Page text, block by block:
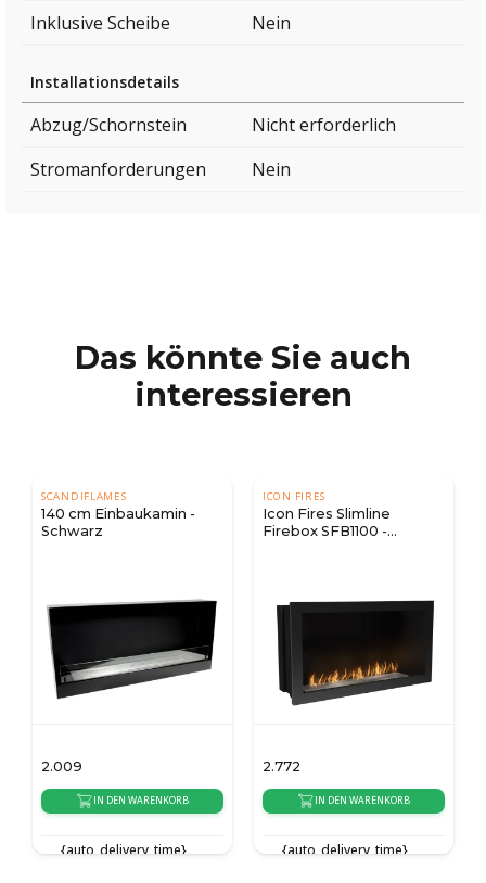
Inklusive Scheibe
Nein
Installationsdetails
Abzug/Schornstein
Nicht erforderlich
Stromanforderungen
Nein
Das könnte Sie auch
interessieren
SCANDIFLAMES
140 cm Einbaukamin -
Schwarz
2.009
IN DEN WARENKORB
{auto_delivery_time}
ICON FIRES
Icon Fires Slimline
Firebox SFB1100 -
2.772
IN DEN WARENKORB
{auto_delivery_time}